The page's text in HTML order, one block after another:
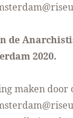
de
2020.
maken door